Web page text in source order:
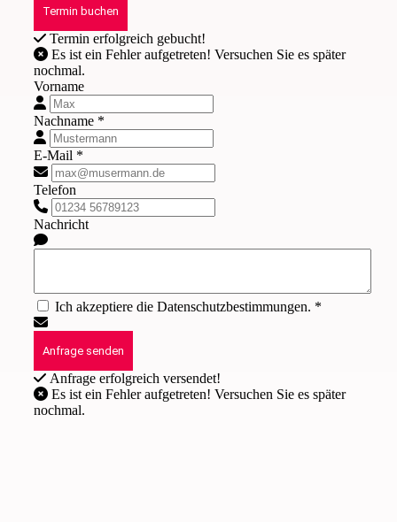
Termin erfolgreich gebucht!
nochmal.
Vorname
Nachname *
E-Mail *
Telefon
Nachricht
Ich akzeptiere die Datenschutzbestimmungen. *
Anfrage erfolgreich versendet!
nochmal.